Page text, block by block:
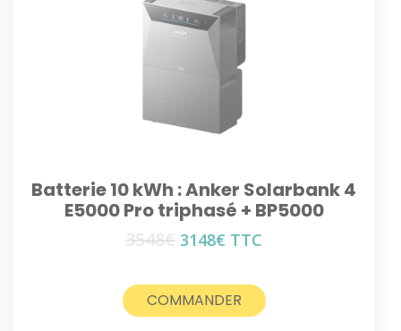
Batterie 10 kWh : Anker Solarbank 4
E5000 Pro triphasé + BP5000
3548€ Le
était :
3548€.
3148€ Le
est :
3148€.
TTC
COMMANDER